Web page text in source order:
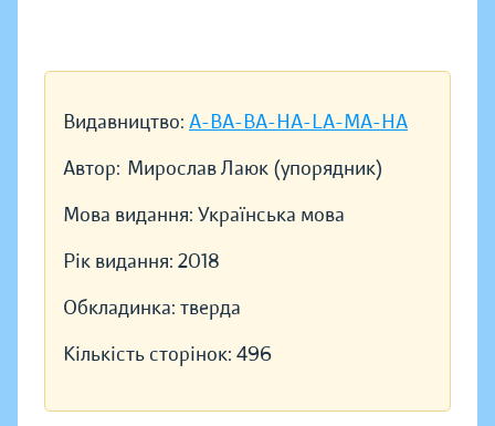
Видавництво: A-BA-BA-HA-LA-MA-HA
Автор: Мирослав Лаюк (упорядник)
Мова видання: Українська мова
Рік видання: 2018
Обкладинка: тверда
Кількість сторінок: 496